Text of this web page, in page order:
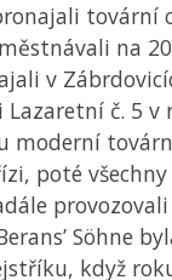
tovární
na
v
č. 5 v
moderní
poté
Söhne
když